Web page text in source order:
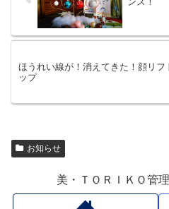
ほうれい線が！消えてきた！顔リフ
ップ
お知らせ
美・ＴＯＲＩＫＯ管